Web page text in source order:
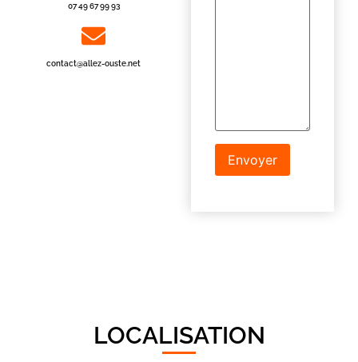
07 49 67 99 93
contact@allez-ouste.net
LOCALISATION